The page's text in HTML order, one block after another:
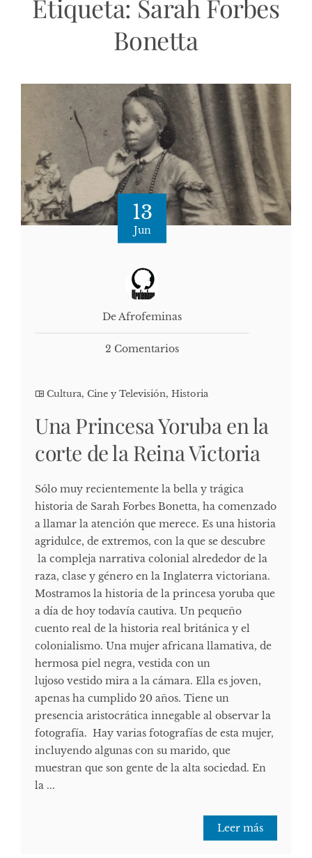
Etiqueta: Sarah Forbes
Bonetta
13
Jun
De Afrofeminas
2 Comentarios
Cultura, Cine y Televisión, Historia
Una Princesa Yoruba en la
corte de la Reina Victoria
Sólo muy recientemente la bella y trágica
historia de Sarah Forbes Bonetta, ha comenzado
a llamar la atención que merece. Es una historia
agridulce, de extremos, con la que se descubre
la compleja narrativa colonial alrededor de la
raza, clase y género en la Inglaterra victoriana.
Mostramos la historia de la princesa yoruba que
a día de hoy todavía cautiva. Un pequeño
cuento real de la historia real británica y el
colonialismo. Una mujer africana llamativa, de
hermosa piel negra, vestida con un
lujoso vestido mira a la cámara. Ella es joven,
apenas ha cumplido 20 años. Tiene un
presencia aristocrática innegable al observar la
fotografía. Hay varias fotografías de esta mujer,
incluyendo algunas con su marido, que
muestran que son gente de la alta sociedad. En
la ...
Leer más